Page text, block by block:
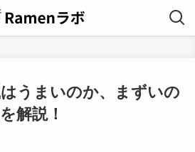
うまいのか、まずいの
解説！